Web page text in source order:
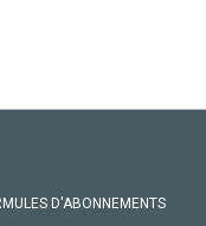
D'ABONNEMENTS